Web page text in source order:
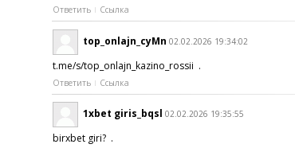
Ответить Ссылка
top_onlajn_cyMn 02.02.2026 19:34:02
t.me/s/top_onlajn_kazino_rossii .
Ответить Ссылка
1xbet giris_bqsl 02.02.2026 19:35:55
birxbet giri? .